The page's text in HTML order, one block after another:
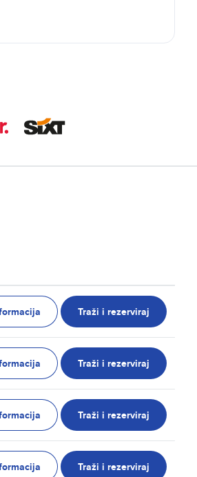
Traži i rezerviraj
Traži i rezerviraj
Traži i rezerviraj
Traži i rezerviraj